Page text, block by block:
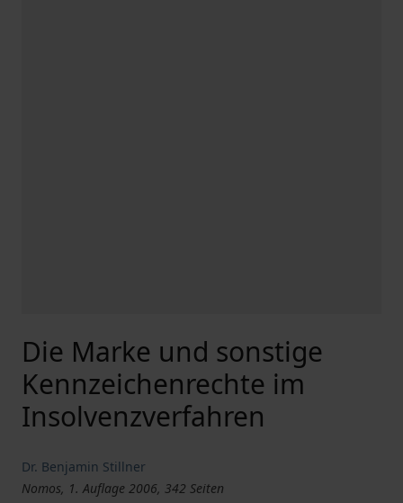
Die Marke und sonstige
Kennzeichenrechte im
Insolvenzverfahren
Dr. Benjamin Stillner
Nomos, 1. Auflage 2006, 342 Seiten